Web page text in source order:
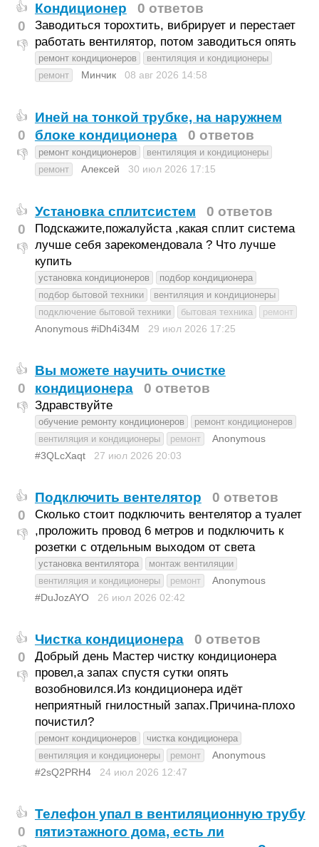
👍
0
👎
Кондиционер 0 ответов
Заводиться торохтить, вибрирует и перестает
работать вентилятор, потом заводиться опять
ремонт кондиционеров
вентиляция и кондиционеры
ремонт
Минчик 08 авг 2026 14:58
👍
0
👎
Иней на тонкой трубке, на наружнем
блоке кондиционера
0 ответов
ремонт кондиционеров
вентиляция и кондиционеры
ремонт
Алексей 30 июл 2026 17:15
👍
0
👎
Установка сплитсистем 0 ответов
Подскажите,пожалуйста ,какая сплит система
лучше себя зарекомендовала ? Что лучше
купить
установка кондиционеров
подбор кондиционера
подбор бытовой техники
вентиляция и кондиционеры
подключение бытовой техники
бытовая техника ремонт
Anonymous #iDh4i34M 29 июл 2026 17:25
👍
0
👎
Вы можете научить очистке
кондиционера
0 ответов
Здравствуйте
обучение ремонту кондиционеров
ремонт кондиционеров
вентиляция и кондиционеры
ремонт
Anonymous
#3QLcXaqt
27 июл 2026 20:03
👍
0
👎
Подключить вентелятор 0 ответов
Сколько стоит подключить вентелятор а туалет
,проложить провод 6 метров и подключить к
розетки с отдельным выходом от света
установка вентилятора
монтаж вентиляции
вентиляция и кондиционеры
ремонт
Anonymous
#DuJozAYO
26 июл 2026 02:42
👍
0
👎
Чистка кондиционера 0 ответов
Добрый день Мастер чистку кондиционера
провел,а запах спустя сутки опять
возобновился.Из кондиционера идёт
неприятный гнилостный запах.Причина-плохо
почистил?
ремонт кондиционеров
чистка кондиционера
вентиляция и кондиционеры
ремонт
Anonymous
#2sQ2PRH4
24 июл 2026 12:47
👍
0
Телефон упал в вентиляционную трубу
пятиэтажного дома, есть ли